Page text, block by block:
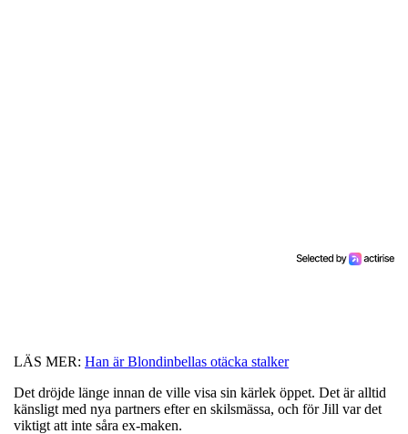
LÄS MER: Han är Blondinbellas otäcka stalker
Det dröjde länge innan de ville visa sin kärlek öppet. Det är alltid
känsligt med nya partners efter en skilsmässa, och för Jill var det
viktigt att inte såra ex-maken.